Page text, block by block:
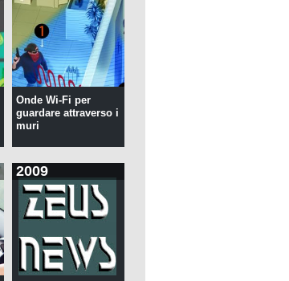
Onde Wi-Fi per
guardare attraverso i
muri
2009